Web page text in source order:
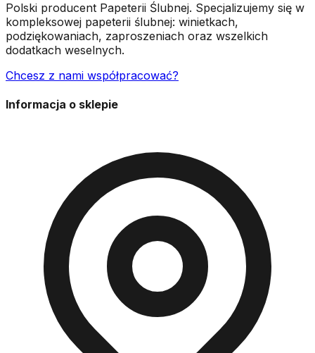
Polski producent Papeterii Ślubnej. Specjalizujemy się w
kompleksowej papeterii ślubnej: winietkach,
podziękowaniach, zaproszeniach oraz wszelkich
dodatkach weselnych.
Chcesz z nami współpracować?
Informacja o sklepie